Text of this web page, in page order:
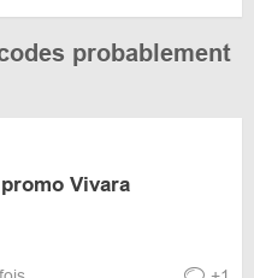
probablement
Vivara